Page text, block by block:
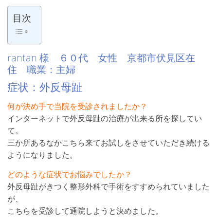
目次
rantan 様 ６０代 女性 京都市伏見区在
住 職業：主婦
症状：外反母趾
何が決め手で当院を受診されましたか？
インターネットで外反母趾の治療が出来る所を探してい
て。
三か所あるなかこちら来てお試しをさせていただき続ける
ようになりました。
どのような症状でお悩みでしたか？
外反母趾がきつく整形外科で手術をすすめられていました
が、
こちらを受診して通院しようと決めました。